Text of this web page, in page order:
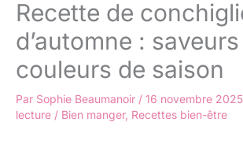
Recette de
d’automne :
couleurs de saison
Par Sophie Beaumanoir / 16 novembre 2025
lecture / Bien manger, Recettes bien-être